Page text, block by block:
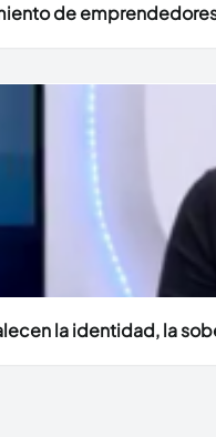
de
la identidad, la